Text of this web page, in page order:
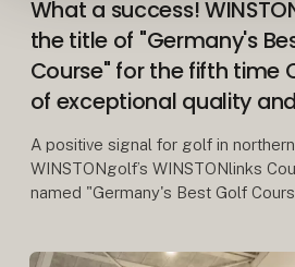
What a success!
the title of "Germany's
Course" for the fifth time
of exceptional quality
A positive signal for golf in
WINSTONgolf’s WINSTONlinks
named "Germany's Best Golf